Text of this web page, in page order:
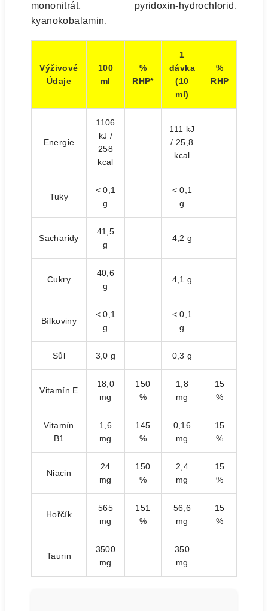
mononitrát, pyridoxin-hydrochlorid,
kyanokobalamin.
Výživové
Údaje
100
ml
%
RHP*
1
dávka
(10
ml)
%
RHP
Energie
1106
kJ /
258
kcal
111 kJ
/ 25,8
kcal
Tuky
< 0,1
g
< 0,1
g
Sacharidy
41,5
g
4,2 g
Cukry
40,6
g
4,1 g
Bílkoviny
< 0,1
g
< 0,1
g
Sůl 3,0 g 0,3 g
Vitamín E
18,0
mg
150
%
1,8
mg
15
%
Vitamín
B1
1,6
mg
145
%
0,16
mg
15
%
Niacin
24
mg
150
%
2,4
mg
15
%
Hořčík
565
mg
151
%
56,6
mg
15
%
Taurin
3500
mg
350
mg